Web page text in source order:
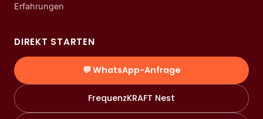
Erfahrungen
DIREKT STARTEN
💬 WhatsApp-Anfrage
FrequenzKRAFT Nest